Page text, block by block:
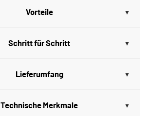
Vorteile
Schritt für Schritt
Lieferumfang
Technische Merkmale